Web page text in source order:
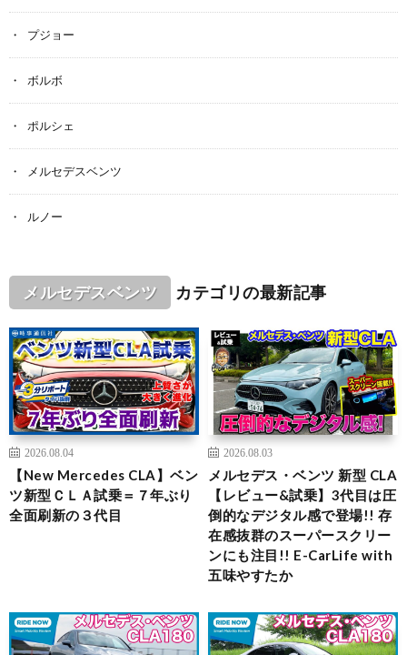
プジョー
ボルボ
ポルシェ
メルセデスベンツ
ルノー
メルセデスベンツ カテゴリの最新記事
2026.08.04
【New Mercedes CLA】ベン
ツ新型ＣＬＡ試乗＝７年ぶり
全面刷新の３代目
2026.08.03
メルセデス・ベンツ 新型 CLA
【レビュー&試乗】3代目は圧
倒的なデジタル感で登場!! 存
在感抜群のスーパースクリー
ンにも注目!! E-CarLife with
五味やすたか